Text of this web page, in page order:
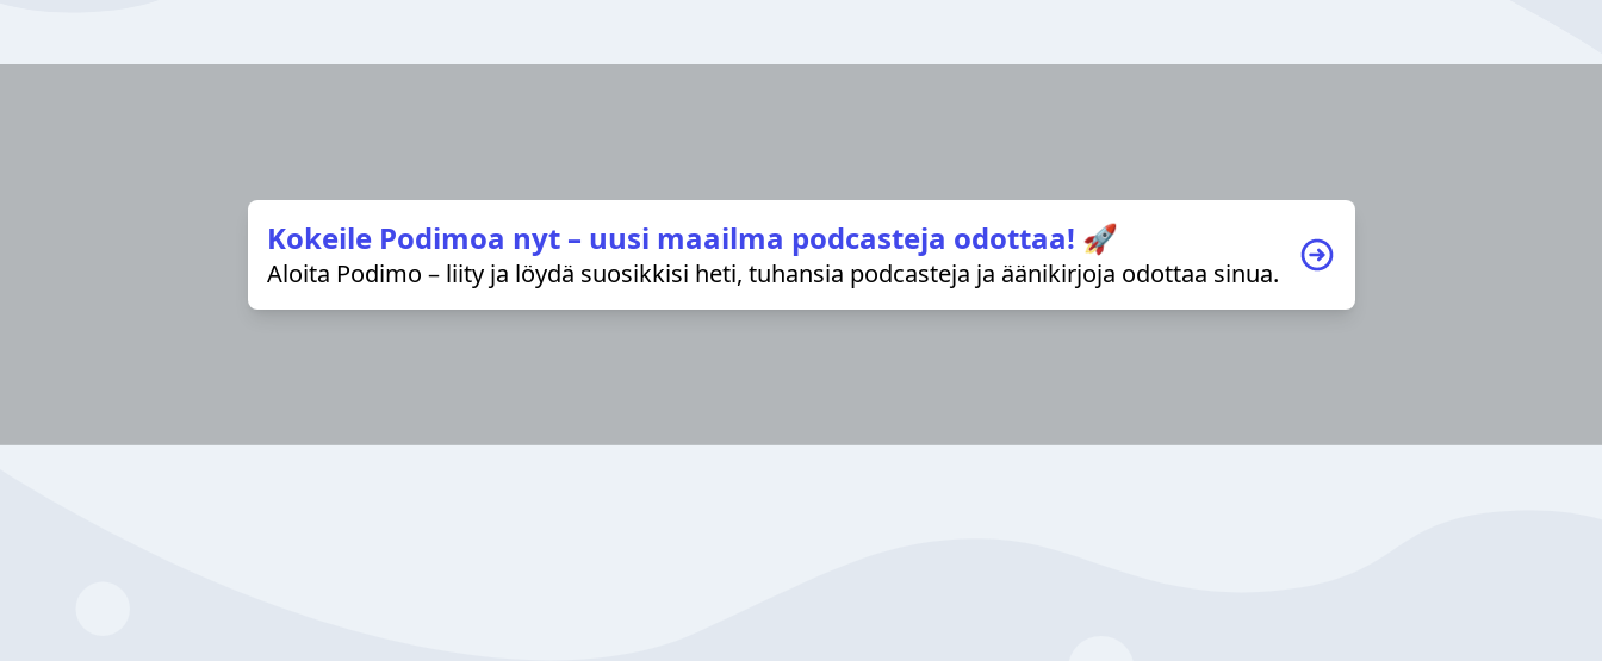
Kokeile Podimoa nyt – uusi maailma podcasteja odottaa! 🚀
Aloita Podimo – liity ja löydä suosikkisi heti, tuhansia podcasteja ja äänikirjoja odottaa sinua.